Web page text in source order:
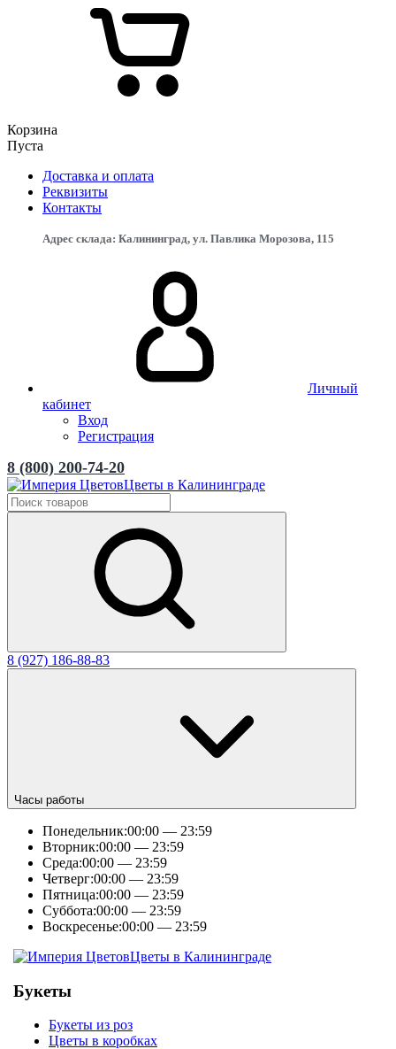
Корзина
Пуста
Доставка и оплата
Реквизиты
Контакты
Адрес склада: Калининград, ул. Павлика Морозова, 115
Личный
кабинет
Вход
Регистрация
8 (800) 200-74-20
Цветы в Калининграде
8 (927) 186-88-83
Часы работы
Понедельник:00:00 — 23:59
Вторник:00:00 — 23:59
Среда:00:00 — 23:59
Четверг:00:00 — 23:59
Пятница:00:00 — 23:59
Суббота:00:00 — 23:59
Воскресенье:00:00 — 23:59
Цветы в Калининграде
Букеты
Букеты из роз
Цветы в коробках